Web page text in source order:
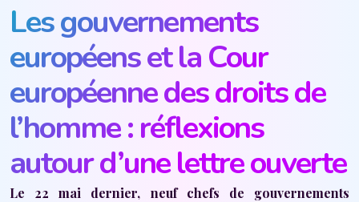
Les gouvernements
européens et la Cour
européenne des droits de
l’homme : réflexions
autour d’une lettre ouverte
Le 22 mai dernier, neuf chefs de gouvernements